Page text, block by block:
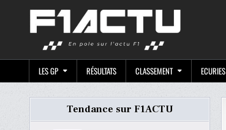
LES GP RÉSULTATS CLASSEMENT ECURIES
Tendance sur F1ACTU